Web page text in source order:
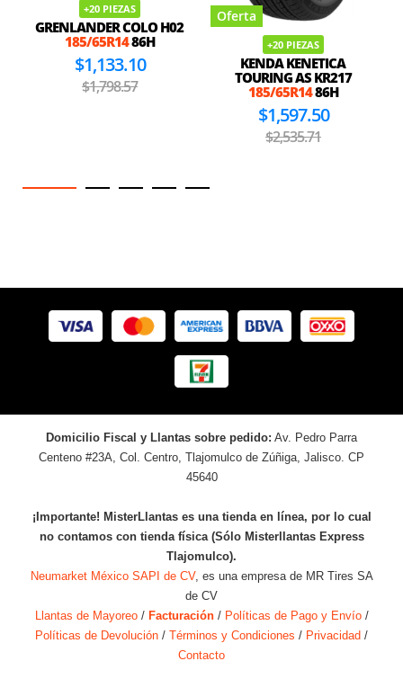
+20 PIEZAS
GRENLANDER COLO H02
185/65R1486H
$1,133.10
$1,798.57
Oferta
+20 PIEZAS
KENDA KENETICA
TOURING AS KR217
185/65R1486H
$1,597.50
$2,535.71
Domicilio Fiscal y Llantas sobre pedido: Av. Pedro Parra
Centeno #23A, Col. Centro, Tlajomulco de Zúñiga, Jalisco. CP
45640
¡Importante! MisterLlantas es una tienda en línea, por lo cual
no contamos con tienda física (Sólo Misterllantas Express
Tlajomulco).
Neumarket México SAPI de CV, es una empresa de MR Tires SA
de CV
Llantas de Mayoreo/ Facturación/ Políticas de Pago y Envío/
Políticas de Devolución / Términos y Condiciones / Privacidad /
Contacto